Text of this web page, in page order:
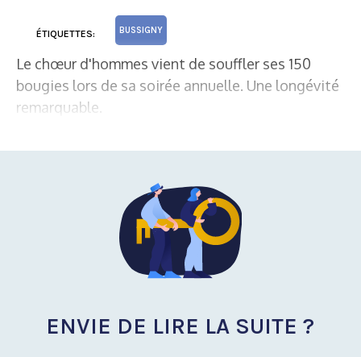
ÉTIQUETTES: BUSSIGNY
Le chœur d'hommes vient de souffler ses 150
bougies lors de sa soirée annuelle. Une longévité
remarquable.
ENVIE DE LIRE LA SUITE ?